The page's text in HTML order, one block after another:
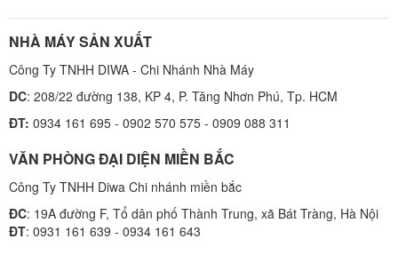
NHÀ MÁY SẢN XUẤT
Công Ty TNHH DIWA - Chi Nhánh Nhà Máy
DC: 208/22 đường 138, KP 4, P. Tăng Nhơn Phú, Tp. HCM
ĐT: 0934 161 695 - 0902 570 575 - 0909 088 311
VĂN PHÒNG ĐẠI DIỆN MIỀN BẮC
Công Ty TNHH Diwa Chi nhánh miền bắc
ĐC: 19A đường F, Tổ dân phố Thành Trung, xã Bát Tràng, Hà Nội
ĐT: 0931 161 639 - 0934 161 643